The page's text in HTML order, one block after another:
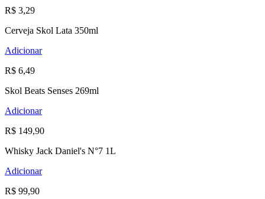
R$ 3,29
Cerveja Skol Lata 350ml
Adicionar
R$ 6,49
Skol Beats Senses 269ml
Adicionar
R$ 149,90
Whisky Jack Daniel's N°7 1L
Adicionar
R$ 99,90